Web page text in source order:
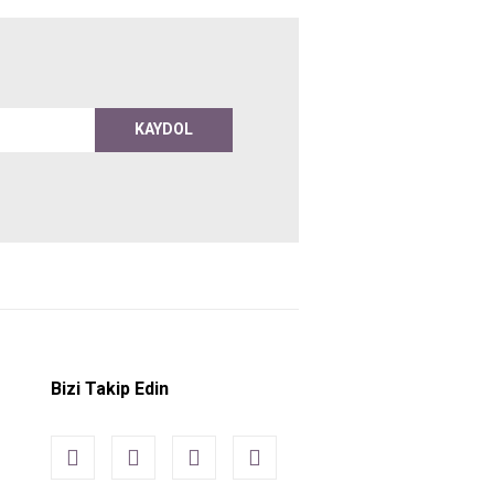
KAYDOL
Bizi Takip Edin